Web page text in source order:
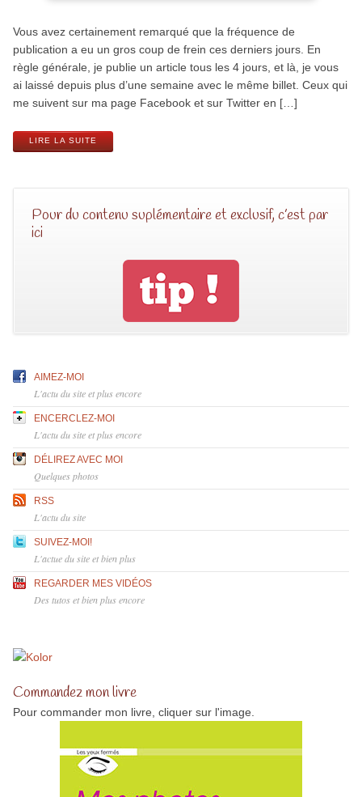
Vous avez certainement remarqué que la fréquence de
publication a eu un gros coup de frein ces derniers jours. En
règle générale, je publie un article tous les 4 jours, et là, je vous
ai laissé depuis plus d’une semaine avec le même billet. Ceux qui
me suivent sur ma page Facebook et sur Twitter en […]
LIRE LA SUITE
Pour du contenu suplémentaire et exclusif, c’est par
ici
AIMEZ-MOI
L'actu du site et plus encore
ENCERCLEZ-MOI
L'actu du site et plus encore
DÉLIREZ AVEC MOI
Quelques photos
RSS
L'actu du site
SUIVEZ-MOI!
L'actue du site et bien plus
REGARDER MES VIDÉOS
Des tutos et bien plus encore
Commandez mon livre
Pour commander mon livre, cliquer sur l'image.